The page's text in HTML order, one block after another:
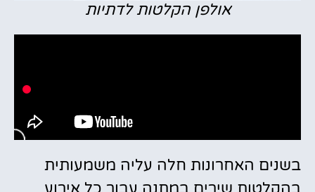
אולפן הקלטות לדתיות
בשנים האחרונות חלה עליה משמעותית